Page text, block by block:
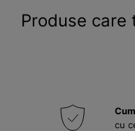
Produse
cu